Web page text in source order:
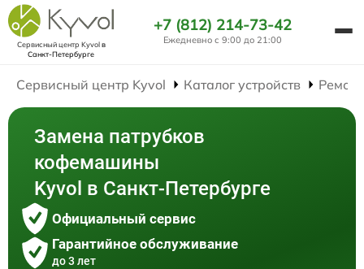
Сервисный центр Kyvolв
Санкт-Петербурге
+7 (812) 214-73-42
Ежедневно с 9:00 до 21:00
Сервисный центр Kyvol Каталог устройств
Замена патрубков
кофемашины
Kyvol в Санкт-Петербурге
Официальный сервис
Гарантийное обслуживание
до 3 лет